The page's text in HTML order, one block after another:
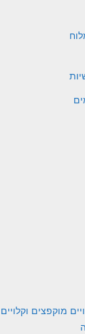
מוקפצים וקלויים